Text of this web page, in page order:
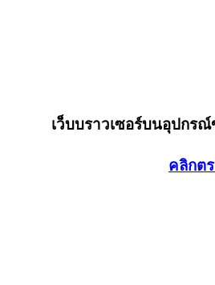
เว็บบราวเซอร์บนอุปกร
คลิกต